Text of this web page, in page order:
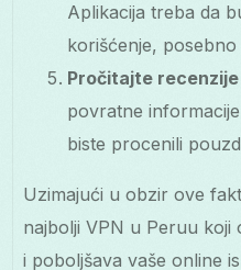
Aplikacija treba da
korišćenje,
Pročitajte
povratne
biste procenili
Uzimajući u obzir ove
najbolji VPN u Peruu koji
i poboljšava vaše online